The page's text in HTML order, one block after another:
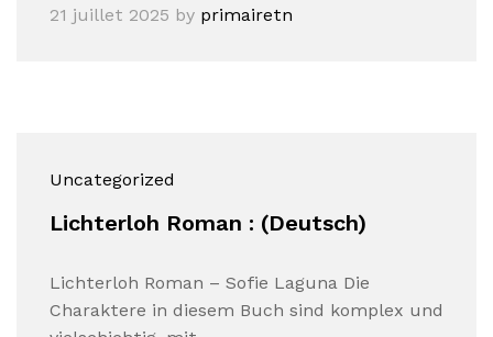
21 juillet 2025 by primairetn
Uncategorized
Lichterloh Roman : (Deutsch)
Lichterloh Roman – Sofie Laguna Die
Charaktere in diesem Buch sind komplex und